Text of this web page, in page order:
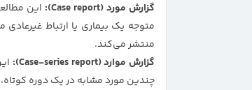
گزارش مورد (Case report):
این
متوجه یک بیماری یا ارتباط
منتشر می‌کند.
گزارش موارد (Case-series report):
چندین مورد مشابه در یک دوره